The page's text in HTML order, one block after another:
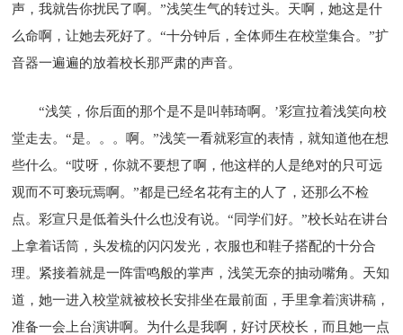
声，我就告你扰民了啊。”浅笑生气的转过头。天啊，她这是什
么命啊，让她去死好了。“十分钟后，全体师生在校堂集合。”扩
音器一遍遍的放着校长那严肃的声音。
“浅笑，你后面的那个是不是叫韩琦啊。’彩宣拉着浅笑向校
堂走去。“是。。。啊。”浅笑一看就彩宣的表情，就知道他在想
些什么。“哎呀，你就不要想了啊，他这样的人是绝对的只可远
观而不可亵玩焉啊。”都是已经名花有主的人了，还那么不检
点。彩宣只是低着头什么也没有说。“同学们好。”校长站在讲台
上拿着话筒，头发梳的闪闪发光，衣服也和鞋子搭配的十分合
理。紧接着就是一阵雷鸣般的掌声，浅笑无奈的抽动嘴角。天知
道，她一进入校堂就被校长安排坐在最前面，手里拿着演讲稿，
准备一会上台演讲啊。为什么是我啊，好讨厌校长，而且她一点